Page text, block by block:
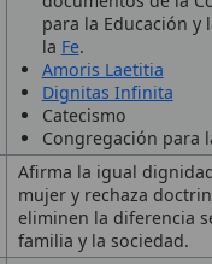
Afirma la igual dignidad de
mujer y rechaza doctrinas
eliminen la diferencia sexual
familia y la sociedad.
Debate contemporáneo en
civiles y educativos,
la enseñanza católica.
Desarrollo reciente del
Amoris Laetitia,Dignitas
documentos de la
la Educación).